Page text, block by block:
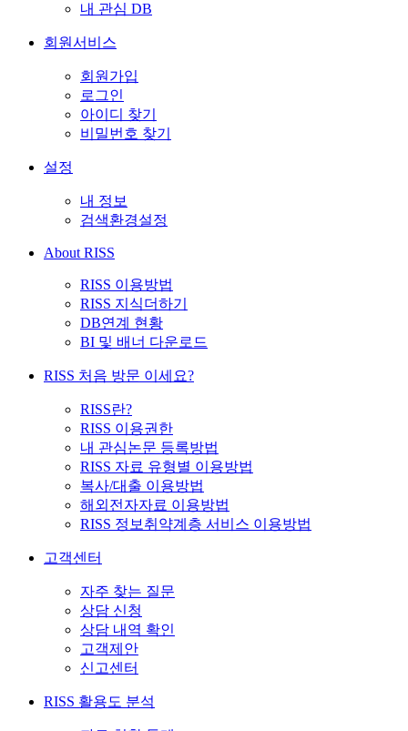
내 관심 DB
회원서비스
회원가입
로그인
아이디 찾기
비밀번호 찾기
설정
내 정보
검색환경설정
About RISS
RISS 이용방법
RISS 지식더하기
DB연계 현황
BI 및 배너 다운로드
RISS 처음 방문 이세요?
RISS란?
RISS 이용권한
내 관심논문 등록방법
RISS 자료 유형별 이용방법
복사/대출 이용방법
해외전자자료 이용방법
RISS 정보취약계층 서비스 이용방법
고객센터
자주 찾는 질문
상담 신청
상담 내역 확인
고객제안
신고센터
RISS 활용도 분석